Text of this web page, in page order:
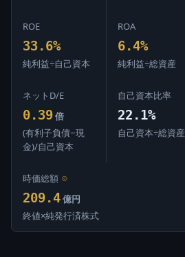
ROE
33.6%
純利益÷自己資本
ROA
6.4%
純利益÷総資産
ネットD/E
0.39 倍
(有利子負債−現
金)/自己資本
自己資本比率
22.1%
自己資本÷総資産
時価総額 ⊙
209.4 億円
終値×純発行済株式